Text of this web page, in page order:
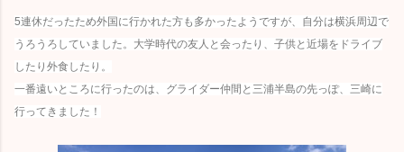
5連休だったため外国に行かれた方も多かったようですが、自分は横浜周辺で
うろうろしていました。大学時代の友人と会ったり、子供と近場をドライブ
したり外食したり。
一番遠いところに行ったのは、グライダー仲間と三浦半島の先っぽ、三崎に
行ってきました！